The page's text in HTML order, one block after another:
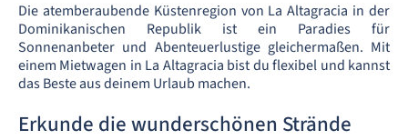
Die atemberaubende Küstenregion von La Altagracia in der
Dominikanischen Republik ist ein Paradies für
Sonnenanbeter und Abenteuerlustige gleichermaßen. Mit
einem Mietwagen in La Altagracia bist du flexibel und kannst
das Beste aus deinem Urlaub machen.
Erkunde die wunderschönen Strände